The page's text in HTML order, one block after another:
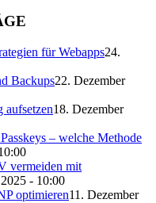
für Webapps24.
Backups22. Dezember
18. Dezember
– welche Methode
vermeiden mit
- 10:00
optimieren11. Dezember